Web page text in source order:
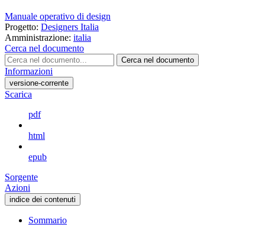
Manuale operativo di design
Progetto: Designers Italia
Amministrazione: italia
Cerca nel documento
Cerca nel documento
Informazioni
versione-corrente
Scarica
pdf
html
epub
Sorgente
Azioni
indice dei contenuti
Sommario